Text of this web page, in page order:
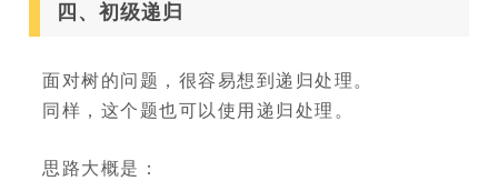
四、初级递归
面对树的问题，很容易想到递归处理。
同样，这个题也可以使用递归处理。
思路大概是：